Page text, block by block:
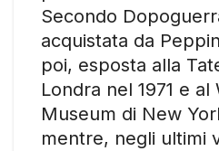
Secondo
acquistata da
poi, esposta alla
Londra nel 1971 e al
Museum di New
mentre, negli ultimi